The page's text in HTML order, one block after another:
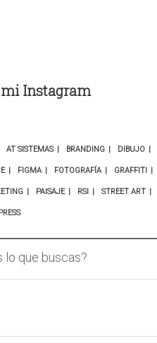
Instagram
AT SISTEMAS BRANDING DIBUJO
FIGMA FOTOGRAFÍA GRAFFITI
PAISAJE RSI STREET ART
lo que buscas?